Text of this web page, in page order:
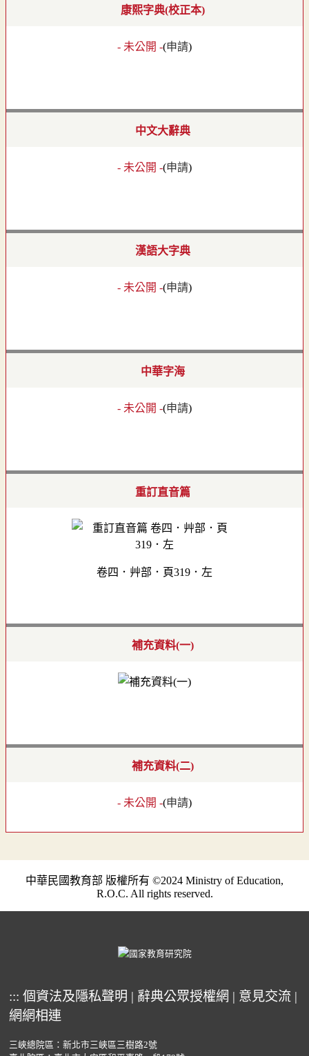
康熙字典(校正本)
- 未公開 -(申請)
中文大辭典
- 未公開 -(申請)
漢語大字典
- 未公開 -(申請)
中華字海
- 未公開 -(申請)
重訂直音篇
卷四．艸部．頁319．左
補充資料(一)
補充資料(二)
- 未公開 -(申請)
中華民國教育部 版權所有 ©2024 Ministry of Education,
R.O.C. All rights reserved.
::: 個資法及隱私聲明 | 辭典公眾授權網 | 意見交流 |
網網相連
三峽總院區：新北市三峽區三樹路2號